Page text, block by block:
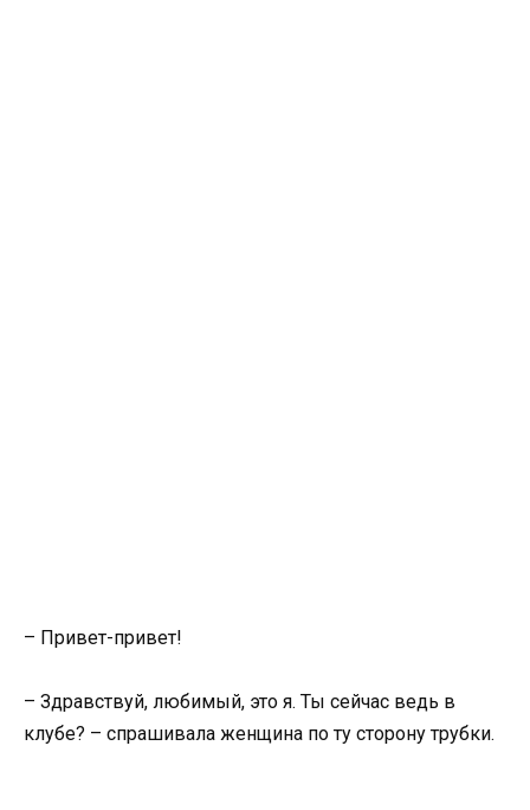
– Привет-привет!
– Здравствуй, любимый, это я. Ты сейчас ведь в
клубе? – спрашивала женщина по ту сторону трубки.